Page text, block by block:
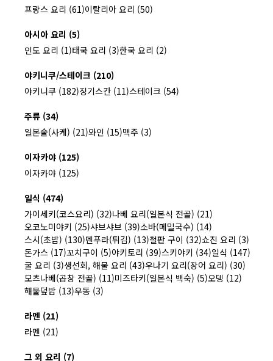
프랑스 요리 (61)이탈리아 요리 (50)
아시아 요리 (5)
인도 요리 (1)태국 요리 (3)한국 요리 (2)
야키니쿠/스테이크 (210)
야키니쿠 (182)징기스칸 (11)스테이크 (54)
주류 (34)
일본술(사케) (21)와인 (15)맥주 (3)
이자카야 (125)
이자카야 (125)
일식 (474)
가이세키(코스요리) (32)나베 요리(일본식 전골) (21)
오코노미야키 (25)샤브샤브 (39)소바(메밀국수) (14)
스시(초밥) (130)덴푸라(튀김) (13)철판 구이 (32)쇼진 요리 (3)
돈가스 (17)꼬치구이 (5)야키토리 (39)스키야키 (34)일식 (147)
굴 요리 (3)생선회, 해물 요리 (43)우나기 요리(장어 요리) (30)
모츠나베(곱창 전골) (11)미즈타키(일본식 백숙) (5)오뎅 (12)
해물덮밥 (13)우동 (3)
라멘 (21)
라멘 (21)
그 외 요리 (7)